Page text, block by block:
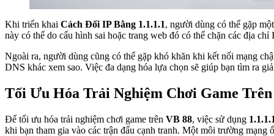
Khi triển khai Cách Đổi IP Bằng 1.1.1.1, người dùng có thể gặp
này có thể do cấu hình sai hoặc trang web đó có thể chặn các địa
Ngoài ra, người dùng cũng có thể gặp khó khăn khi kết nối mạng
DNS khác xem sao. Việc đa dạng hóa lựa chọn sẽ giúp bạn tìm ra
Tối Ưu Hóa Trải Nghiệm Chơi Game
Để tối ưu hóa trải nghiệm chơi game trên VB 88, việc sử dụng
khi bạn tham gia vào các trận đấu cạnh tranh. Một môi trường